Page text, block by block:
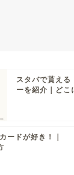
スタバで貰える
ーを紹介｜どこ
ードが好き！｜